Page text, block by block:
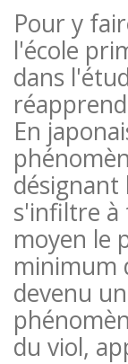
Pour y
l'école
dans
En
désignant
s'infiltre à
moyen le
minimum
devenu
du viol,